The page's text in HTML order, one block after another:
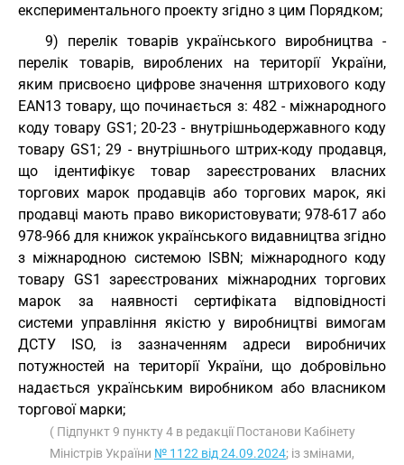
експериментального проекту згідно з цим Порядком;
9) перелік товарів українського виробництва -
перелік товарів, вироблених на території України,
яким присвоєно цифрове значення штрихового коду
ЕАN13 товару, що починається з: 482 - міжнародного
коду товару GS1; 20-23 - внутрішньодержавного коду
товару GS1; 29 - внутрішнього штрих-коду продавця,
що ідентифікує товар зареєстрованих власних
торгових марок продавців або торгових марок, які
продавці мають право використовувати; 978-617 або
978-966 для книжок українського видавництва згідно
з міжнародною системою ISBN; міжнародного коду
товару GS1 зареєстрованих міжнародних торгових
марок за наявності сертифіката відповідності
системи управління якістю у виробництві вимогам
ДСТУ ISO, із зазначенням адреси виробничих
потужностей на території України, що добровільно
надається українським виробником або власником
торгової марки;
( Підпункт 9 пункту 4 в редакції Постанови Кабінету
Міністрів України № 1122 від 24.09.2024; із змінами,